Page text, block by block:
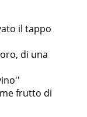
il tappo
di una
frutto di